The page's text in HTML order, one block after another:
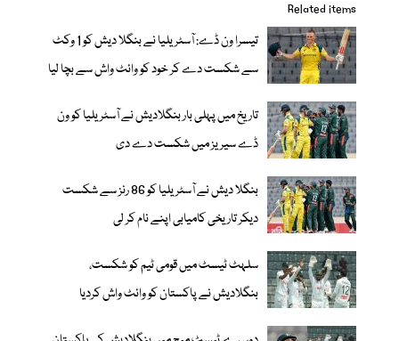
Related items
تیسرا ون ڈے: آسٹریلیا نے بنگلا دیش کو 1 وکٹ
سے شکست دے کر خود کو وائٹ واش سے بچا لیا
تاریخ میں پہلی بار بنگلادیش نے آسٹریلیا کو ون
ڈے سیریز میں شکست دے دی
بنگلا دیش نے آسٹریلیا کو 86 رنز سے شکست
دیکر تاریخی کامیابی اپنے نام کر لی
سلہٹ ٹیسٹ میں قومی ٹیم کو شکست،
بنگلادیش نے پاکستان کو وائٹ واش کردیا